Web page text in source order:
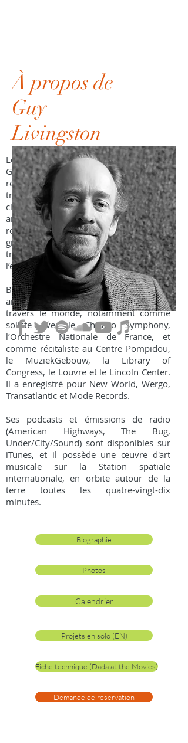
À propos de
Guy
Livingston
Le pianiste et artiste de performance
Guy Livingston offre l’antidote parfait au
récital de piano traditionnel. Livingston
traverse les frontières entre les genres
classique et jazz et entre documentaire
and imagination. Soutenus par une
recherche exhaustive et joués avec
grande virtuosité, ses programmes
transportent le public et transforment
l’espace de concert.
Basé à Paris et à Hague, le pianiste
américain Guy Livingston a joué à
travers le monde, notamment comme
soliste avec le Chicago Symphony,
l’Orchestre Nationale de France, et
comme récitaliste au Centre Pompidou,
le MuziekGebouw, la Library of
Congress, le Louvre et le Lincoln Center.
Il a enregistré pour New World, Wergo,
Transatlantic et Mode Records.
Ses podcasts et émissions de radio
(American Highways, The Bug,
Under/City/Sound) sont disponibles sur
iTunes, et il possède une œuvre d'art
musicale sur la Station spatiale
internationale, en orbite autour de la
terre toutes les quatre-vingt-dix
minutes.
Biographie
Photos
Calendrier
Projets en solo (EN)
Fiche technique (Dada at the Movies)
Demande de réservation